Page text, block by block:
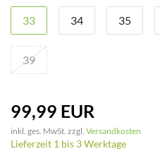
33 34 35
39
99,99 EUR
inkl. ges. MwSt. zzgl. Versandkosten
Lieferzeit 1 bis 3 Werktage